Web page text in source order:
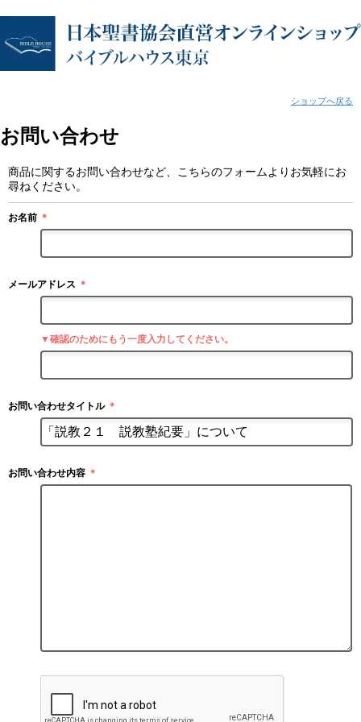
ショップへ戻る
お問い合わせ
商品に関するお問い合わせなど、こちらのフォームよりお気軽にお
尋ねください。
お名前 ＊
メールアドレス ＊
▼確認のためにもう一度入力してください。
お問い合わせタイトル ＊
お問い合わせ内容 ＊